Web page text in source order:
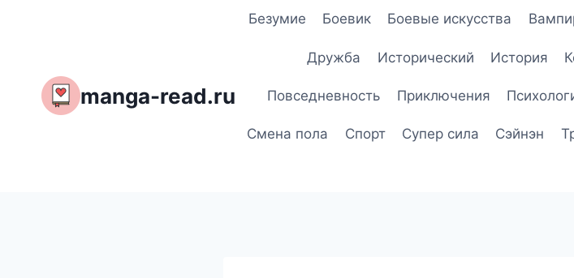
manga-read.ru
Безумие Боевик Боевые искусства
Дружба Исторический История
Повседневность Приключения
Смена пола Спорт Супер сила Сэйнэн